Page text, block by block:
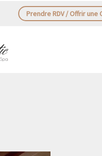
Prendre RDV / Offrir une